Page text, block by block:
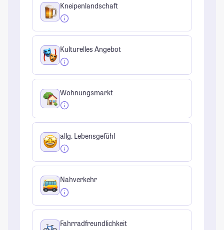
Kneipenlandschaft
Kulturelles Angebot
Wohnungsmarkt
allg. Lebensgefühl
Nahverkehr
Fahrradfreundlichkeit